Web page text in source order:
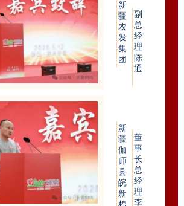
新
疆
农
发
集
团
副
总
经
理
陈
通
新
疆
伽
师
县
皖
新
董
事
长
总
经
理
李